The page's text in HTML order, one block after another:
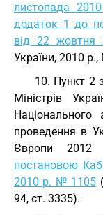
листопада
додаток 1 до
від 22
України, 2010
10. Пункт 2
Міністрів
проведення в
Європи 2012
постановою
2010 р. № 1105
94, ст. 3335).